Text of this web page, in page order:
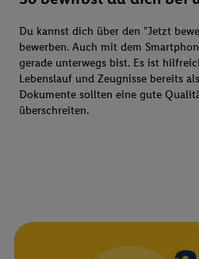
Du kannst dich über den "Jetzt
bewerben. Auch mit dem
gerade unterwegs bist. Es ist
Lebenslauf und Zeugnisse bereits
Dokumente sollten eine gute
überschreiten.